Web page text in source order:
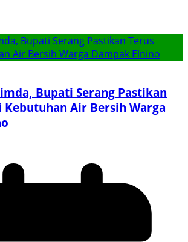
Bupati Serang Pastikan
Air Bersih Warga